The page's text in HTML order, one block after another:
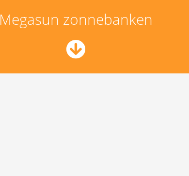
Megasun zonnebanken